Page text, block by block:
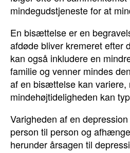
mindegudstjeneste for at
En bisættelse er en
afdøde bliver kremeret efter
kan også inkludere en
familie og venner mindes
af en bisættelse kan variere,
mindehøjtideligheden kan
Varigheden af en
person til person og
herunder årsagen til